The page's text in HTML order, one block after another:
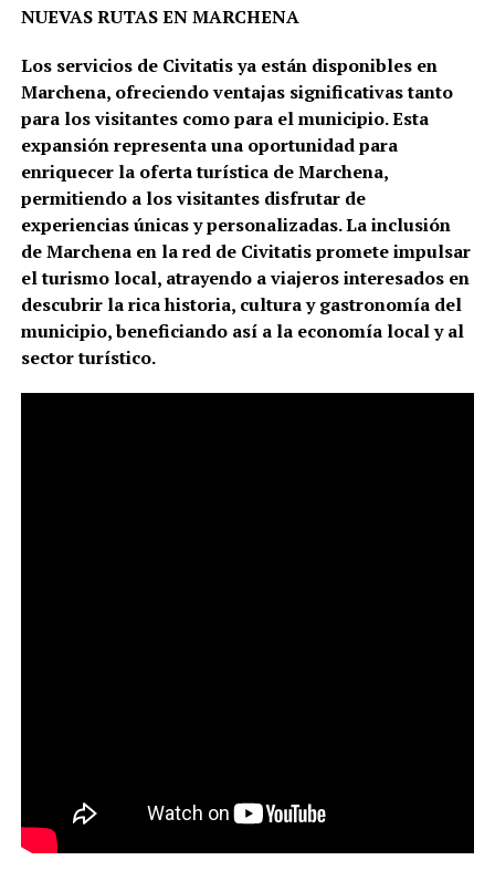
NUEVAS RUTAS EN MARCHENA
Los servicios de Civitatis ya están disponibles en
Marchena, ofreciendo ventajas significativas tanto
para los visitantes como para el municipio. Esta
expansión representa una oportunidad para
enriquecer la oferta turística de Marchena,
permitiendo a los visitantes disfrutar de
experiencias únicas y personalizadas. La inclusión
de Marchena en la red de Civitatis promete impulsar
el turismo local, atrayendo a viajeros interesados en
descubrir la rica historia, cultura y gastronomía del
municipio, beneficiando así a la economía local y al
sector turístico.